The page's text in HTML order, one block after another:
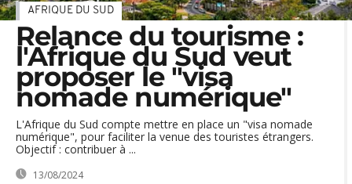
AFRIQUE DU SUD
Relance du tourisme :
l'Afrique du Sud veut
proposer le "visa
nomade numérique"
L'Afrique du Sud compte mettre en place un "visa nomade
numérique", pour faciliter la venue des touristes étrangers.
Objectif : contribuer à ...
13/08/2024